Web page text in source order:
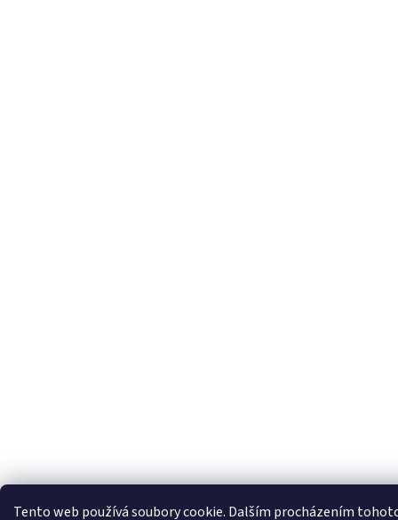
Tento web používá soubory cookie. Dalším procházením